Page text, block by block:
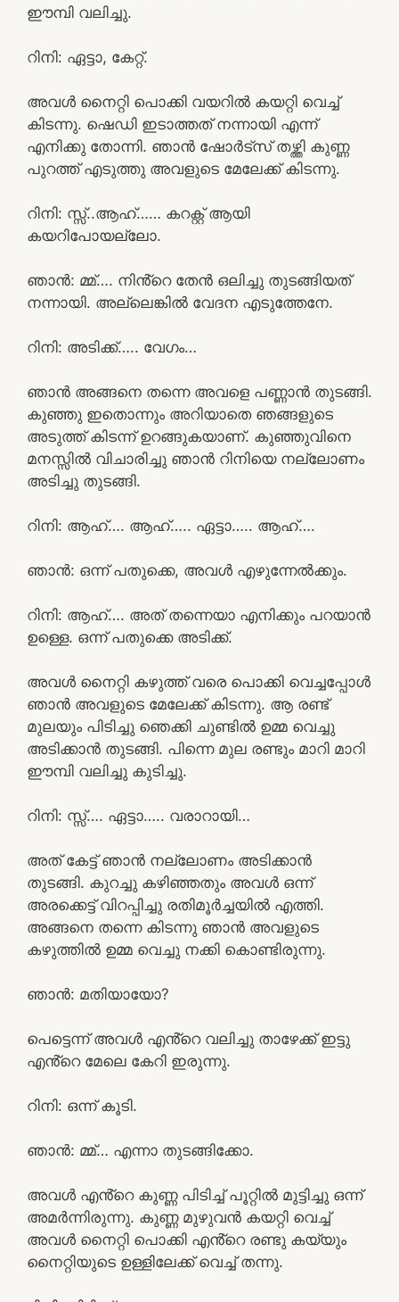
ഈമ്പി വലിച്ചു.
റിനി: ഏട്ടാ, കേറ്റ്.
അവൾ നൈറ്റി പൊക്കി വയറിൽ കയറ്റി വെച്ച്
കിടന്നു. ഷെഡി ഇടാത്തത് നന്നായി എന്ന്
എനിക്കു തോന്നി. ഞാൻ ഷോർട്സ് തഴ്ത്തി കുണ്ണ
പുറത്ത് എടുത്തു അവളുടെ മേലേക്ക് കിടന്നു.
റിനി: സ്സ്‌..ആഹ്…… കറക്റ്റ് ആയി
കയറിപോയല്ലോ.
ഞാൻ: മ്മ്…. നിൻ്റെ തേൻ ഒലിച്ചു തുടങ്ങിയത്
നന്നായി. അല്ലെങ്കിൽ വേദന എടുത്തേനേ.
റിനി: അടിക്ക്….. വേഗം…
ഞാൻ അങ്ങനെ തന്നെ അവളെ പണ്ണാൻ തുടങ്ങി.
കുഞ്ഞു ഇതൊന്നും അറിയാതെ ഞങ്ങളുടെ
അടുത്ത് കിടന്ന് ഉറങ്ങുകയാണ്. കുഞ്ഞുവിനെ
മനസ്സിൽ വിചാരിച്ചു ഞാൻ റിനിയെ നല്ലോണം
അടിച്ചു തുടങ്ങി.
റിനി: ആഹ്…. ആഹ്….. ഏട്ടാ….. ആഹ്….
ഞാൻ: ഒന്ന് പതുക്കെ, അവൾ എഴുന്നേൽക്കും.
റിനി: ആഹ്…. അത് തന്നെയാ എനിക്കും പറയാൻ
ഉള്ളെ. ഒന്ന് പതുക്കെ അടിക്ക്.
അവൾ നൈറ്റി കഴുത്ത് വരെ പൊക്കി വെച്ചപ്പോൾ
ഞാൻ അവളുടെ മേലേക്ക് കിടന്നു. ആ രണ്ട്
മുലയും പിടിച്ചു ഞെക്കി ചുണ്ടിൽ ഉമ്മ വെച്ചു
അടിക്കാൻ തുടങ്ങി. പിന്നെ മുല രണ്ടും മാറി മാറി
ഈമ്പി വലിച്ചു കുടിച്ചു.
റിനി: സ്സ്‌…. ഏട്ടാ….. വരാറായി…
അത് കേട്ട് ഞാൻ നല്ലോണം അടിക്കാൻ
തുടങ്ങി. കുറച്ചു കഴിഞ്ഞതും അവൾ ഒന്ന്
അരക്കെട്ട് വിറപ്പിച്ചു രതിമൂർച്ചയിൽ എത്തി.
അങ്ങനെ തന്നെ കിടന്നു ഞാൻ അവളുടെ
കഴുത്തിൽ ഉമ്മ വെച്ചു നക്കി കൊണ്ടിരുന്നു.
ഞാൻ: മതിയായോ?
പെട്ടെന്ന് അവൾ എൻ്റെ വലിച്ചു താഴേക്ക് ഇട്ടു
എൻ്റെ മേലെ കേറി ഇരുന്നു.
റിനി: ഒന്ന് കൂടി.
ഞാൻ: മ്മ്… എന്നാ തുടങ്ങിക്കോ.
അവൾ എൻ്റെ കുണ്ണ പിടിച്ച് പൂറ്റിൽ മുട്ടിച്ചു ഒന്ന്
അമർന്നിരുന്നു. കുണ്ണ മുഴുവൻ കയറ്റി വെച്ച്
അവൾ നൈറ്റി പൊക്കി എൻ്റെ രണ്ടു കയ്യും
നൈറ്റിയുടെ ഉള്ളിലേക്ക് വെച്ച് തന്നു.